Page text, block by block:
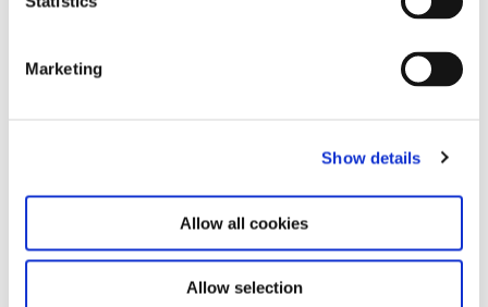
Marketing
Show details
Allow all cookies
Allow selection